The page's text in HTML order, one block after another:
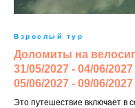
Взрослый тур
Доломиты на
31/05/2027 - 04/06/2027
05/06/2027 - 09/06/2027
Это путешествие включает в